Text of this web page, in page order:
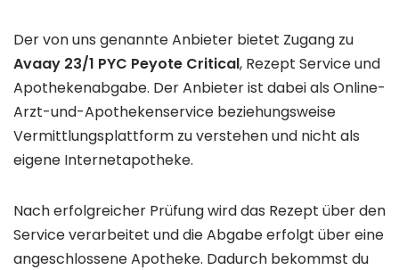
Der von uns genannte Anbieter bietet Zugang zu
Avaay 23/1 PYC Peyote Critical, Rezept Service und
Apothekenabgabe. Der Anbieter ist dabei als Online-
Arzt-und-Apothekenservice beziehungsweise
Vermittlungsplattform zu verstehen und nicht als
eigene Internetapotheke.
Nach erfolgreicher Prüfung wird das Rezept über den
Service verarbeitet und die Abgabe erfolgt über eine
angeschlossene Apotheke. Dadurch bekommst du